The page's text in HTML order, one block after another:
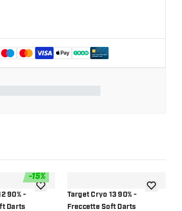
-15%
90% -
Darts
aggiungi alla lista dei desideri
Target Cryo 13 90% -
Freccette Soft Darts
aggiungi